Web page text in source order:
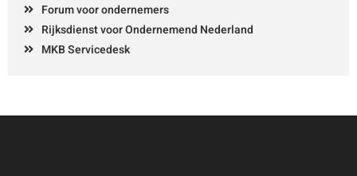
Forum voor ondernemers
Rijksdienst voor Ondernemend Nederland
MKB Servicedesk